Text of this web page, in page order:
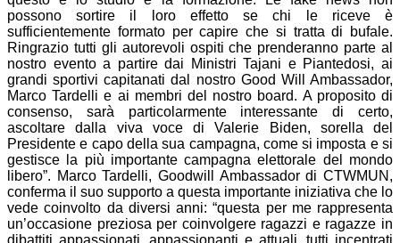
possono sortire il loro effetto se chi le riceve è
sufficientemente formato per capire che si tratta di bufale.
Ringrazio tutti gli autorevoli ospiti che prenderanno parte al
nostro evento a partire dai Ministri Tajani e Piantedosi, ai
grandi sportivi capitanati dal nostro Good Will Ambassador,
Marco Tardelli e ai membri del nostro board. A proposito di
consenso, sarà particolarmente interessante di certo,
ascoltare dalla viva voce di Valerie Biden, sorella del
Presidente e capo della sua campagna, come si imposta e si
gestisce la più importante campagna elettorale del mondo
libero”. Marco Tardelli, Goodwill Ambassador di CTWMUN,
conferma il suo supporto a questa importante iniziativa che lo
vede coinvolto da diversi anni: “questa per me rappresenta
un’occasione preziosa per coinvolgere ragazzi e ragazze in
dibattiti appassionati, appassionanti e attuali, tutti incentrati